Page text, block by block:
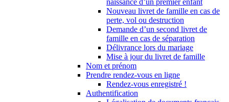
naissance d’un premier enfant
Nouveau livret de famille en cas de
perte, vol ou destruction
Demande d’un second livret de
famille en cas de séparation
Délivrance lors du mariage
Mise à jour du livret de famille
Nom et prénom
Prendre rendez-vous en ligne
Rendez-vous enregistré !
Authentification